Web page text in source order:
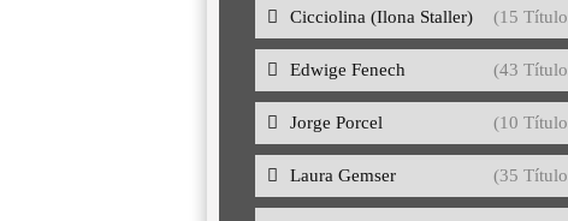
Cicciolina (Ilona Staller) (15
Edwige Fenech (43
Jorge Porcel (10
Laura Gemser (35